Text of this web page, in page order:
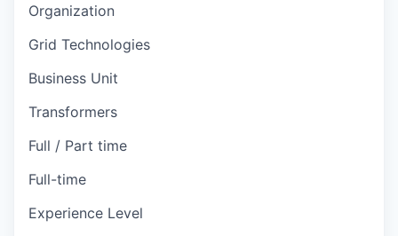
Organization
Grid Technologies
Business Unit
Transformers
Full / Part time
Full-time
Experience Level